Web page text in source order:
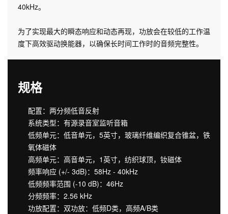
40kHz。
为了实现最大的瞬态响应和动态再现，功放会在较低的工作温
度下高效驱动换能器，以确保长时间工作时的音频完整性。
规格
配置：两分频低音反射
系统类型：有源录音室监听音箱
低频单元：低音单元，5英寸，玻璃纤维编织复合锥盆，铁
氧体磁体
高频单元：高音单元，1英寸，纺织球顶，钕磁体
频率响应 (+/- 3dB)：58Hz - 40kHz
低频频率范围 (-10 dB)：46Hz
分频频率：2.56 kHz
功放配置：双功放：低频D类，高频A/B类